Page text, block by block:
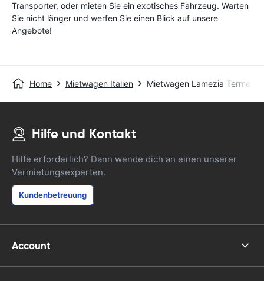
Transporter, oder mieten Sie ein exotisches Fahrzeug. Warten
Sie nicht länger und werfen Sie einen Blick auf unsere
Angebote!
Home Mietwagen Italien Mietwagen Lamezia Terme
Hilfe und Kontakt
Hilfe erforderlich? Dann wende dich an einen unserer
Vermietungsexperten.
Kundenbetreuung
Account